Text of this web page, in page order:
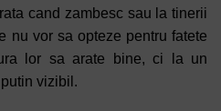
cand zambesc sau la tinerii
nu vor sa opteze pentru fatete
lor sa arate bine, ci la un
vizibil.